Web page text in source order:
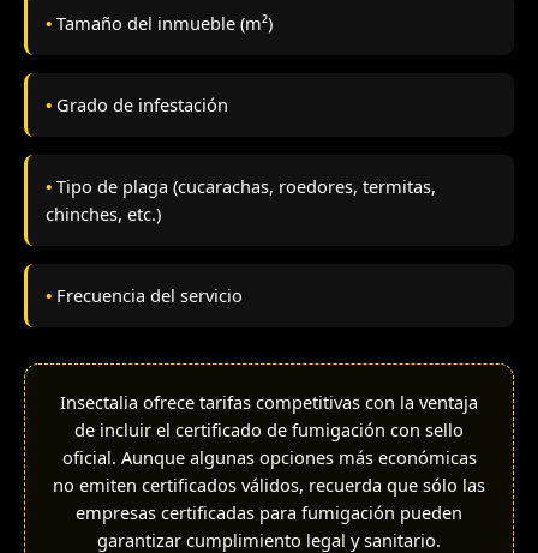
• Tamaño del inmueble (m²)
• Grado de infestación
• Tipo de plaga (cucarachas, roedores, termitas,
chinches, etc.)
• Frecuencia del servicio
Insectalia ofrece tarifas competitivas con la ventaja
de incluir el certificado de fumigación con sello
oficial. Aunque algunas opciones más económicas
no emiten certificados válidos, recuerda que sólo las
empresas certificadas para fumigación pueden
garantizar cumplimiento legal y sanitario.